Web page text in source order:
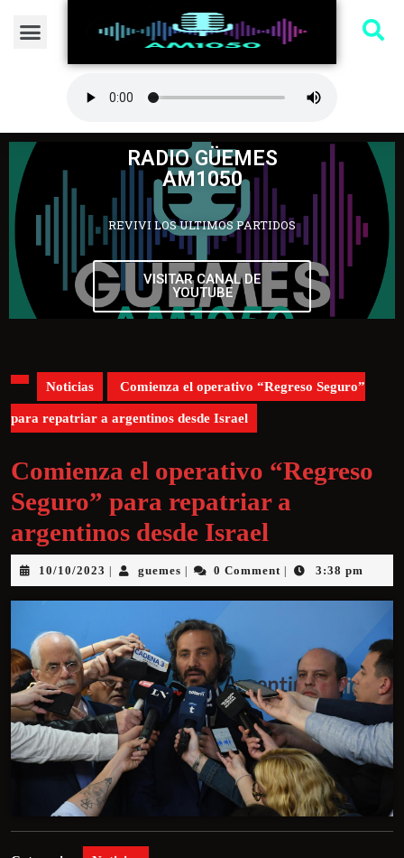
RADIO GÜEMES
AM1050
REVIVI LOS ULTIMOS PARTIDOS
VISITAR CANAL DE
YOUTUBE
Noticias Comienza el operativo “Regreso Seguro”
para repatriar a argentinos desde Israel
Comienza el operativo “Regreso
Seguro” para repatriar a
argentinos desde Israel
10/10/2023 guemes 0 Comment 3:38 pm